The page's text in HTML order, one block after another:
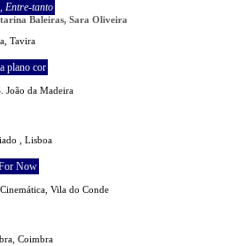
, Entre-tanto
Baleiras, Sara Oliveira
Tavira
plano cor
João da Madeira
, Lisboa
Now
Vila do Conde
Coimbra